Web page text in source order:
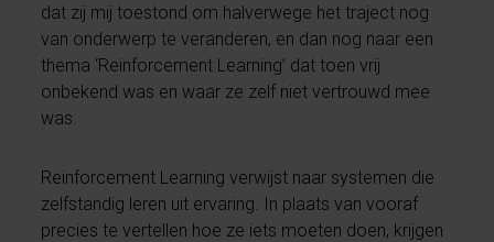
dat zij mij toestond om halverwege het traject nog
van onderwerp te veranderen, en dan nog naar een
thema ‘Reinforcement Learning’ dat toen vrij
onbekend was en waar ze zelf niet vertrouwd mee
was.
Reinforcement Learning verwijst naar systemen die
zelfstandig leren uit ervaring. In plaats van vooraf
precies te vertellen hoe ze iets moeten doen, krijgen